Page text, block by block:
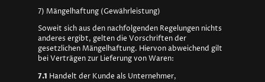
7) Mängelhaftung (Gewährleistung)
Soweit sich aus den nachfolgenden Regelungen nichts
anderes ergibt, gelten die Vorschriften der
gesetzlichen Mängelhaftung. Hiervon abweichend gilt
bei Verträgen zur Lieferung von Waren:
7.1 Handelt der Kunde als Unternehmer,